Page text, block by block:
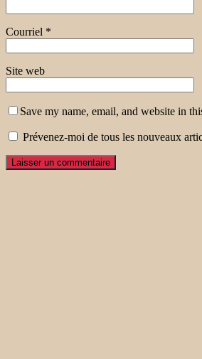
Courriel *
Site web
Save my name, email, and website in
Prévenez-moi de tous les nouveaux